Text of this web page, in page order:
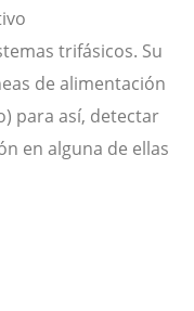
trifásicos. Su
de alimentación
para así, detectar
en alguna de ellas